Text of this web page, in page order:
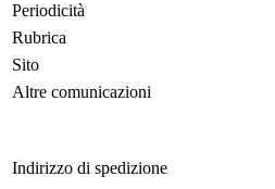
Periodicità
Rubrica
Sito
Altre comunicazioni
Indirizzo di spedizione